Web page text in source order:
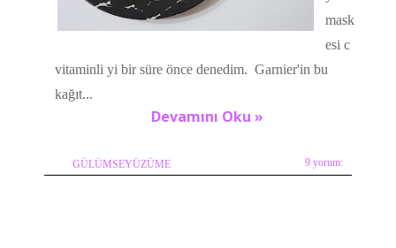
mask
esi c
vitaminli yi bir süre önce denedim. Garnier'in bu
kağıt...
Devamını Oku »
GÜLÜMSEYÜZÜME 9 yorum: